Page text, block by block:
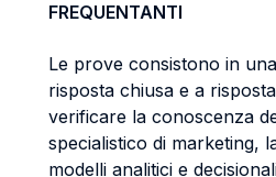
FREQUENTANTI
Le prove consistono in
risposta chiusa e a
verificare la conoscenza
specialistico di marketing,
modelli analitici e